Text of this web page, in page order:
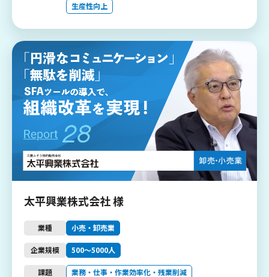
生産性向上
太平興業株式会社 様
業種 小売・卸売業
企業規模 500〜5000人
課題 業務・仕事・作業効率化・残業削減